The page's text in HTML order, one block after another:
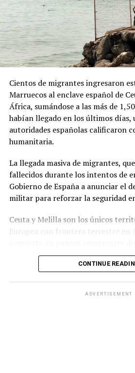
ADVERTISEMENT
responde a “recientes
contra la República Argentina y los
afirmaron que “quien ataque a la
no es bienvenido en nuestro país”.
La normativa deberá ahora pasar
su continuidad.
Cientos de migrantes ingresaron
Marruecos al enclave español de
África, sumándose a las más de
habían llegado en los últimos días,
autoridades españolas calificaron
humanitaria.
La llegada masiva de migrantes,
fallecidos durante los intentos de
Gobierno de España a anunciar el
militar para reforzar la seguridad
Ceuta y Melilla son los únicos
Europea con frontera terrestre en
hacia Europa.
CONTINUE
ADVERTISEMENT